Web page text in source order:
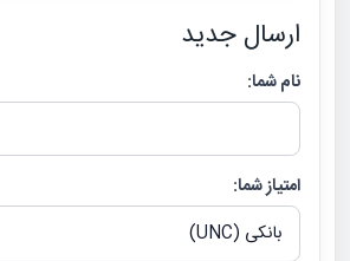
ارسال جدید
نام شما:
امتیاز شما: